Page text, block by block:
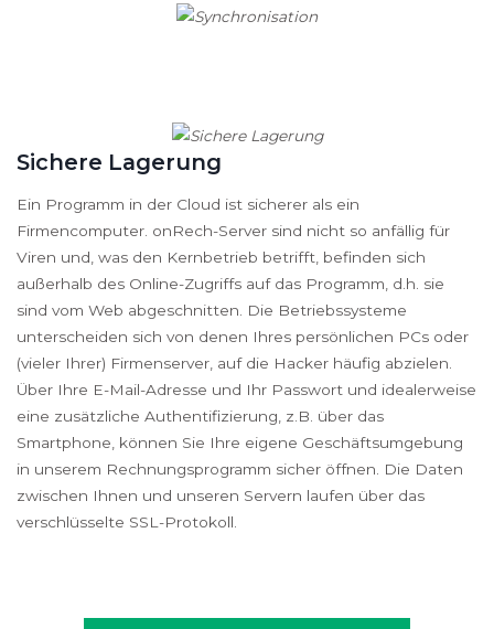
Sichere Lagerung
Ein Programm in der Cloud ist sicherer als ein
Firmencomputer. onRech-Server sind nicht so anfällig für
Viren und, was den Kernbetrieb betrifft, befinden sich
außerhalb des Online-Zugriffs auf das Programm, d.h. sie
sind vom Web abgeschnitten. Die Betriebssysteme
unterscheiden sich von denen Ihres persönlichen PCs oder
(vieler Ihrer) Firmenserver, auf die Hacker häufig abzielen.
Über Ihre E-Mail-Adresse und Ihr Passwort und idealerweise
eine zusätzliche Authentifizierung, z.B. über das
Smartphone, können Sie Ihre eigene Geschäftsumgebung
in unserem Rechnungsprogramm sicher öffnen. Die Daten
zwischen Ihnen und unseren Servern laufen über das
verschlüsselte SSL-Protokoll.